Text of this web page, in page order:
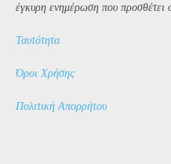
έγκυρη ενημέρωση που προσθέτει
Ταυτότητα
Όροι Χρήσης
Πολιτική Απορρήτου